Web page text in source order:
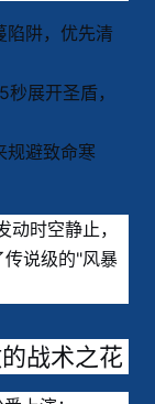
陷阱，优先清
展开圣盾，
规避致命寒
时空静止，
说级的"风暴
战术之花